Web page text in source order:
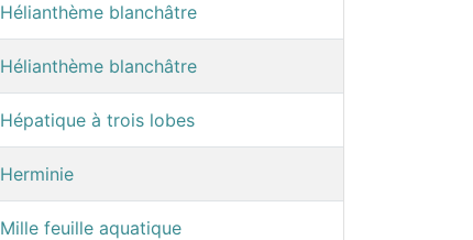
Hélianthème blanchâtre
Hélianthème blanchâtre
Hépatique à trois lobes
Herminie
Mille feuille aquatique